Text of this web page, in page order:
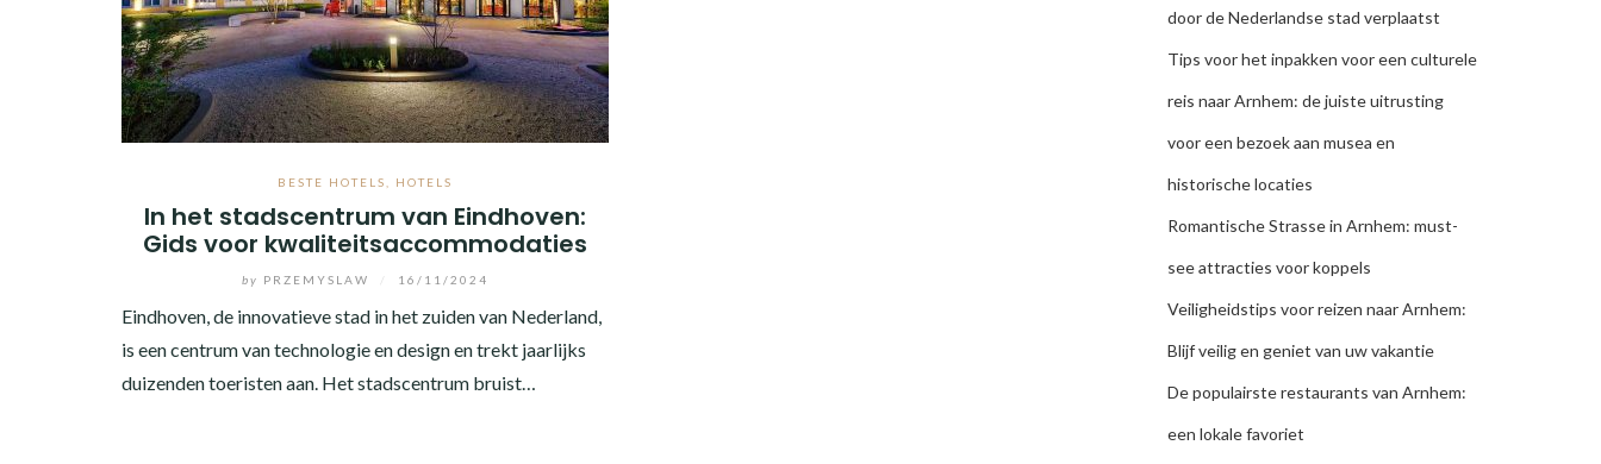
BESTE HOTELS HOTELS
In het stadscentrum van Eindhoven:
Gids voor kwaliteitsaccommodaties
by PRZEMYSLAW 16/11/2024
Eindhoven, de innovatieve stad in het zuiden van Nederland,
is een centrum van technologie en design en trekt jaarlijks
duizenden toeristen aan. Het stadscentrum bruist…
door de Nederlandse stad verplaatst
Tips voor het inpakken voor een culturele
reis naar Arnhem: de juiste uitrusting
voor een bezoek aan musea en
historische locaties
Romantische Strasse in Arnhem: must-
see attracties voor koppels
Veiligheidstips voor reizen naar Arnhem:
Blijf veilig en geniet van uw vakantie
De populairste restaurants van Arnhem:
een lokale favoriet